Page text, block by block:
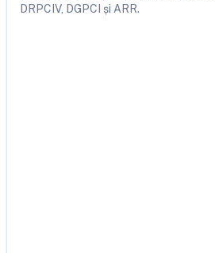
DRPCIV, DGPCI și ARR.